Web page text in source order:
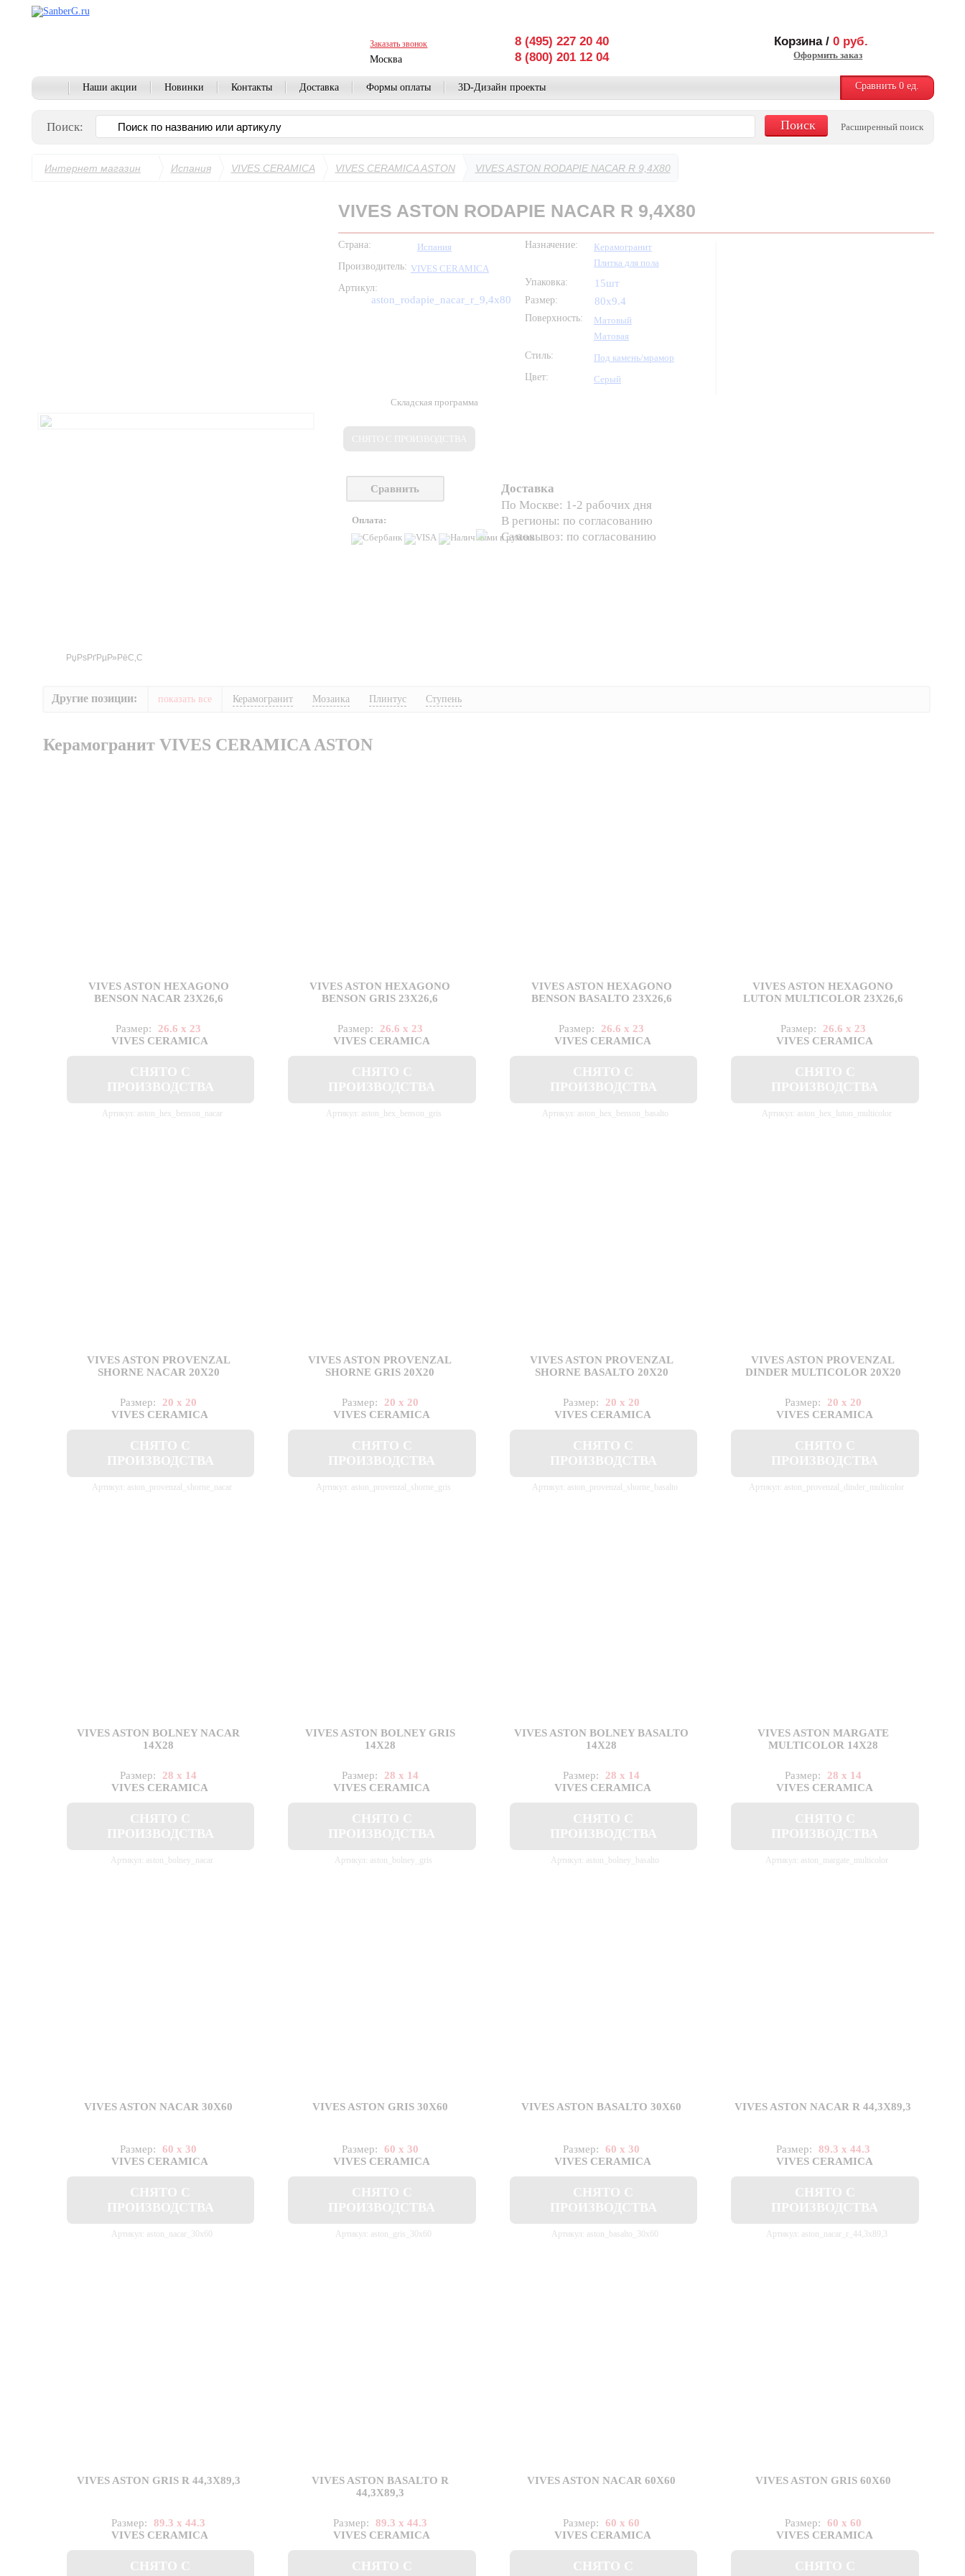
Заказать звонок
Москва
8 (495) 227 20 40
8 (800) 201 12 04
Корзина /0 руб.
Оформить заказ
Наши акции Новинки Контакты Доставка Формы оплаты 3D-Дизайн проекты Сравнить 0ед.
Поиск: Расширенный поиск
Интернет магазин Испания VIVES CERAMICA VIVES CERAMICA ASTON VIVES ASTON RODAPIE NACAR R 9,4X80
VIVES ASTON RODAPIE NACAR R 9,4X80
Страна:
Испания
Производитель: VIVES CERAMICA
Артикул:
aston_rodapie_nacar_r_9,4x80
Назначение:
Керамогранит
Плитка для пола
Упаковка:
15шт
Размер: 80x9.4
Поверхность:
Матовый
Матовая
Стиль:
Под камень/мрамор
Цвет:
Серый
Складская программа
Сравнить
Оплата:
Доставка
По Москве: 1-2 рабочих дня
В регионы: по согласованию
Самовывоз: по согласованию
Другие позиции: показать все Керамогранит Мозаика Плинтус Ступень
Керамогранит VIVES CERAMICA ASTON
VIVES ASTON HEXAGONO
BENSON NACAR 23X26,6
Размер:
26.6 x 23
VIVES CERAMICA
Артикул: aston_hex_benson_nacar
VIVES ASTON HEXAGONO
BENSON GRIS 23X26,6
Размер:
26.6 x 23
VIVES CERAMICA
Артикул: aston_hex_benson_gris
VIVES ASTON HEXAGONO
BENSON BASALTO 23X26,6
Размер:
26.6 x 23
VIVES CERAMICA
Артикул: aston_hex_benson_basalto
VIVES ASTON HEXAGONO
LUTON MULTICOLOR 23X26,6
Размер:
26.6 x 23
VIVES CERAMICA
Артикул: aston_hex_luton_multicolor
VIVES ASTON PROVENZAL
SHORNE NACAR 20X20
Размер:
20 x 20
VIVES CERAMICA
Артикул: aston_provenzal_shorne_nacar
VIVES ASTON PROVENZAL
SHORNE GRIS 20X20
Размер:
20 x 20
VIVES CERAMICA
Артикул: aston_provenzal_shorne_gris
VIVES ASTON PROVENZAL
SHORNE BASALTO 20X20
Размер:
20 x 20
VIVES CERAMICA
Артикул: aston_provenzal_shorne_basalto
VIVES ASTON PROVENZAL
DINDER MULTICOLOR 20X20
Размер:
20 x 20
VIVES CERAMICA
Артикул: aston_provenzal_dinder_multicolor
VIVES ASTON BOLNEY NACAR
14X28
Размер:
28 x 14
VIVES CERAMICA
Артикул: aston_bolney_nacar
VIVES ASTON BOLNEY GRIS
14X28
Размер:
28 x 14
VIVES CERAMICA
Артикул: aston_bolney_gris
VIVES ASTON BOLNEY BASALTO
14X28
Размер:
28 x 14
VIVES CERAMICA
Артикул: aston_bolney_basalto
VIVES ASTON MARGATE
MULTICOLOR 14X28
Размер:
28 x 14
VIVES CERAMICA
Артикул: aston_margate_multicolor
VIVES ASTON NACAR 30X60
Размер:
60 x 30
VIVES CERAMICA
Артикул: aston_nacar_30x60
VIVES ASTON GRIS 30X60
Размер:
60 x 30
VIVES CERAMICA
Артикул: aston_gris_30x60
VIVES ASTON BASALTO 30X60
Размер:
60 x 30
VIVES CERAMICA
Артикул: aston_basalto_30x60
VIVES ASTON NACAR R 44,3X89,3
Размер:
89.3 x 44.3
VIVES CERAMICA
Артикул: aston_nacar_r_44,3x89,3
VIVES ASTON GRIS R 44,3X89,3
Размер:
89.3 x 44.3
VIVES CERAMICA
VIVES ASTON BASALTO R
44,3X89,3
Размер:
89.3 x 44.3
VIVES CERAMICA
VIVES ASTON NACAR 60X60
Размер:
60 x 60
VIVES CERAMICA
VIVES ASTON GRIS 60X60
Размер:
60 x 60
VIVES CERAMICA